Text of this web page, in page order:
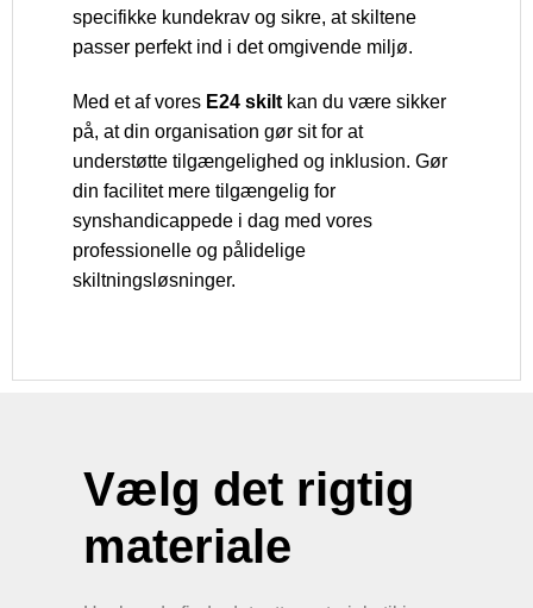
specifikke kundekrav og sikre, at skiltene
passer perfekt ind i det omgivende miljø.
Med et af vores E24 skilt kan du være sikker
på, at din organisation gør sit for at
understøtte tilgængelighed og inklusion. Gør
din facilitet mere tilgængelig for
synshandicappede i dag med vores
professionelle og pålidelige
skiltningsløsninger.
Vælg det rigtig
materiale